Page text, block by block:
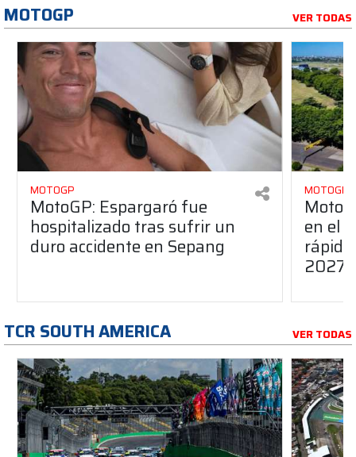
MOTOGP VER TODAS
MOTOGP
MotoGP: Espargaró fue
hospitalizado tras sufrir un
duro accidente en Sepang
MOTOGP
en el
2027
TCR SOUTH AMERICA VER TODAS